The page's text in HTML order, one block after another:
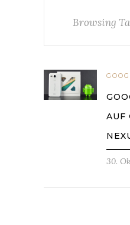
Browsing
AUF
30.